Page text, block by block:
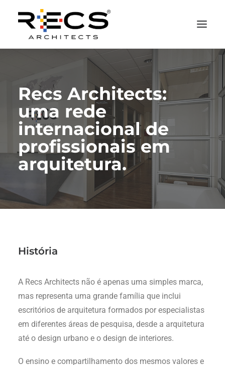
PORTFOLIO
NEWS
FUNDAÇÃO
CONTATOS
MERCHANDISING
Recs Architects:
uma rede
internacional de
profissionais em
arquitetura.
História
A Recs Architects não é apenas uma simples marca,
mas representa uma grande família que inclui
escritórios de arquitetura formados por especialistas
em diferentes áreas de pesquisa, desde a arquitetura
até o design urbano e o design de interiores.
O ensino e compartilhamento dos mesmos valores e